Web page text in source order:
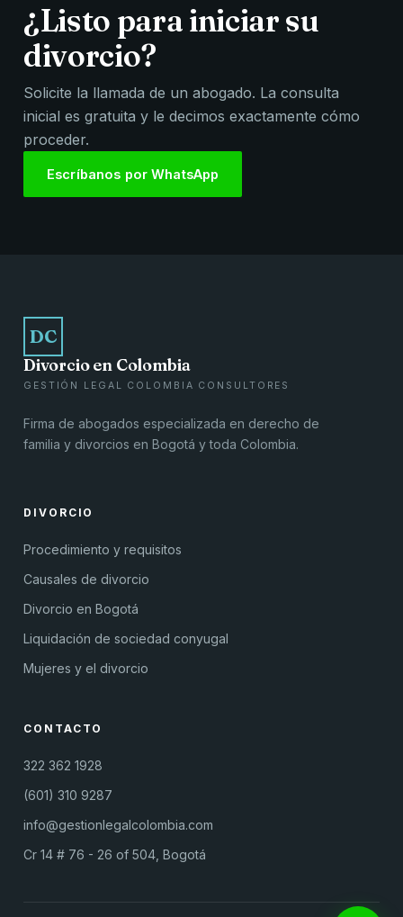
¿Listo para iniciar su
divorcio?
Solicite la llamada de un abogado. La consulta
inicial es gratuita y le decimos exactamente cómo
proceder.
Escríbanos por WhatsApp
DC
Divorcio en Colombia
GESTIÓN LEGAL COLOMBIA CONSULTORES
Firma de abogados especializada en derecho de
familia y divorcios en Bogotá y toda Colombia.
DIVORCIO
Procedimiento y requisitos
Causales de divorcio
Divorcio en Bogotá
Liquidación de sociedad conyugal
Mujeres y el divorcio
CONTACTO
322 362 1928
(601) 310 9287
info@gestionlegalcolombia.com
Cr 14 # 76 - 26 of 504, Bogotá